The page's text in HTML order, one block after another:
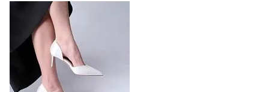
На участие в Московской неделе моды
подано 1047 заявок
На участие в седьмой Московской неделе моды,
которая пройдет в российской столице с 26 сентября
по 1 октября, уже подано 1047 заявок. Примерно